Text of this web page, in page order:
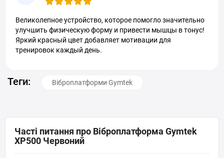
Великолепное устройство, которое помогло значительно
улучшить физическую форму и привести мышцы в тонус!
Яркий красный цвет добавляет мотивации для
тренировок каждый день.
Теги: Віброплатформи Gymtek
Часті питання про Віброплатформа Gymtek
XP500 Червоний